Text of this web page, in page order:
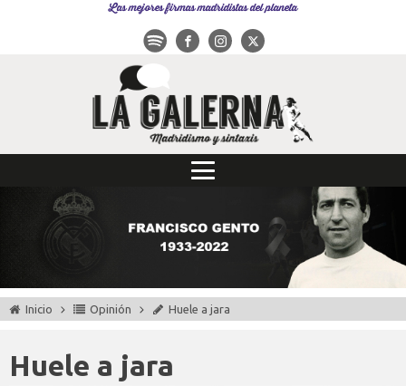
Las mejores firmas madridistas del planeta
Inicio Opinión Huele a jara
Huele a jara